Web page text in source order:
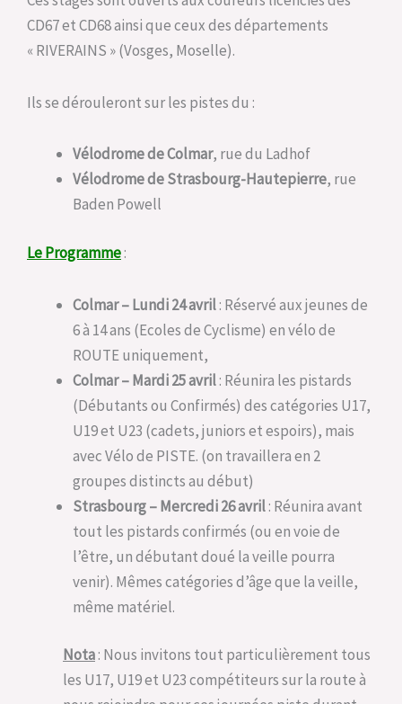
CD67 et CD68 ainsi que ceux des départements
« RIVERAINS » (Vosges, Moselle).
Ils se dérouleront sur les pistes du :
Vélodrome de Colmar, rue du Ladhof
Vélodrome de Strasbourg-Hautepierre, rue
Baden Powell
Le Programme:
Colmar – Lundi 24 avril: Réservé aux jeunes de
6 à 14 ans (Ecoles de Cyclisme) en vélo de
ROUTE uniquement,
Colmar – Mardi 25 avril: Réunira les pistards
(Débutants ou Confirmés) des catégories U17,
U19 et U23 (cadets, juniors et espoirs), mais
avec Vélo de PISTE. (on travaillera en 2
groupes distincts au début)
Strasbourg – Mercredi 26 avril: Réunira avant
tout les pistards confirmés (ou en voie de
l’être, un débutant doué la veille pourra
venir). Mêmes catégories d’âge que la veille,
même matériel.
Nota: Nous invitons tout particulièrement tous
les U17, U19 et U23 compétiteurs sur la route à